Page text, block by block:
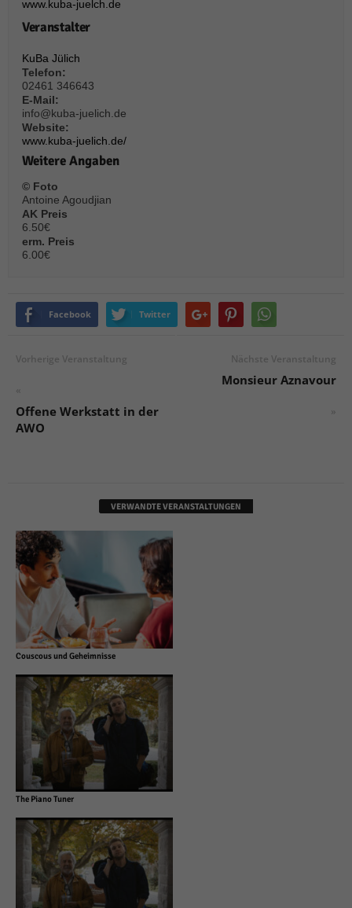
www.kuba-juelch.de
Veranstalter
KuBa Jülich
Telefon:
02461 346643
E-Mail:
info@kuba-juelich.de
Website:
www.kuba-juelich.de/
Weitere Angaben
© Foto
Antoine Agoudjian
AK Preis
6.50€
erm. Preis
6.00€
Facebook Twitter
Vorherige Veranstaltung
«
Offene Werkstatt in der
AWO
Nächste Veranstaltung
Monsieur Aznavour
»
VERWANDTE VERANSTALTUNGEN
Couscous und Geheimnisse
The Piano Tuner
powered by Borlabs Cookie